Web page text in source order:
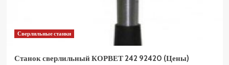
Сверлильные станки
Станок сверлильный КОРВЕТ 242 92420 (Цены)